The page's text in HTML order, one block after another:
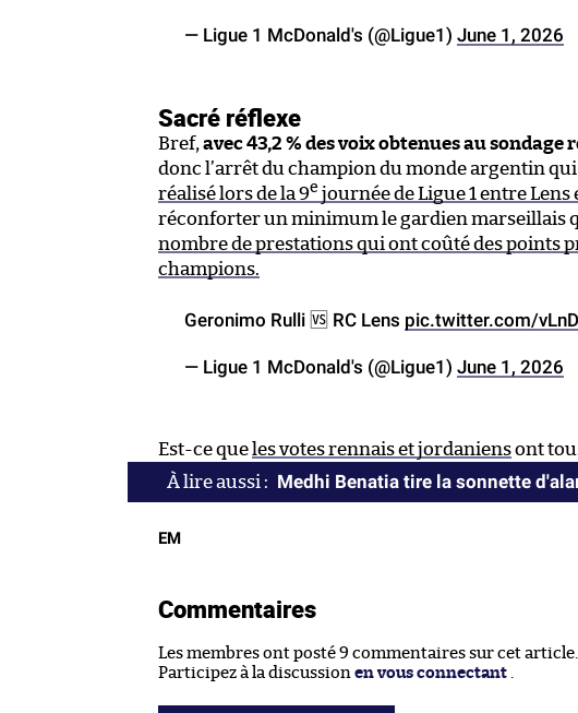
— Ligue 1 McDonald's (@Ligue1) June 1, 2026
Sacré réflexe
Bref, avec 43,2 % des voix obtenues au sondage
donc l’arrêt du champion du monde argentin qui
réalisé lors de la 9e journée de Ligue 1 entre Lens
réconforter un minimum le gardien marseillais
nombre de prestations qui ont coûté des points
champions.
Geronimo Rulli 🆚 RC Lens pic.twitter.com/
— Ligue 1 McDonald's (@Ligue1) June 1, 2026
Est-ce que les votes rennais et jordaniensont
Medhi Benatia tire la sonnette
EM
Commentaires
Les membres ont posté 9 commentaires sur cet article.
Participez à la discussion en vous connectant